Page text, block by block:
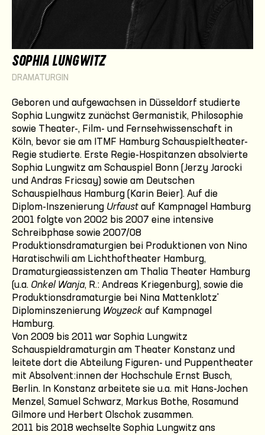
SOPHIA LUNGWITZ
DRAMATURGIN
Geboren und aufgewachsen in Düsseldorf studierte
Sophia Lungwitz zunächst Germanistik, Philosophie
sowie Theater-, Film- und Fernsehwissenschaft in
Köln, bevor sie am ITMF Hamburg Schauspieltheater-
Regie studierte. Erste Regie-Hospitanzen absolvierte
Sophia Lungwitz am Schauspiel Bonn (Jerzy Jarocki
und Andras Fricsay) sowie am Deutschen
Schauspielhaus Hamburg (Karin Beier). Auf die
Diplom-Inszenierung Urfaust auf Kampnagel Hamburg
2001 folgte von 2002 bis 2007 eine intensive
Schreibphase sowie 2007/08
Produktionsdramaturgien bei Produktionen von Nino
Haratischwili am Lichthoftheater Hamburg,
Dramaturgieassistenzen am Thalia Theater Hamburg
(u.a. Onkel Wanja, R.: Andreas Kriegenburg), sowie die
Produktionsdramaturgie bei Nina Mattenklotz'
Diplominszenierung Woyzeck auf Kampnagel
Hamburg.
Von 2009 bis 2011 war Sophia Lungwitz
Schauspieldramaturgin am Theater Konstanz und
leitete dort die Abteilung Figuren- und Puppentheater
mit Absolvent:innen der Hochschule Ernst Busch,
Berlin. In Konstanz arbeitete sie u.a. mit Hans-Jochen
Menzel, Samuel Schwarz, Markus Bothe, Rosamund
Gilmore und Herbert Olschok zusammen.
2011 bis 2018 wechselte Sophia Lungwitz ans